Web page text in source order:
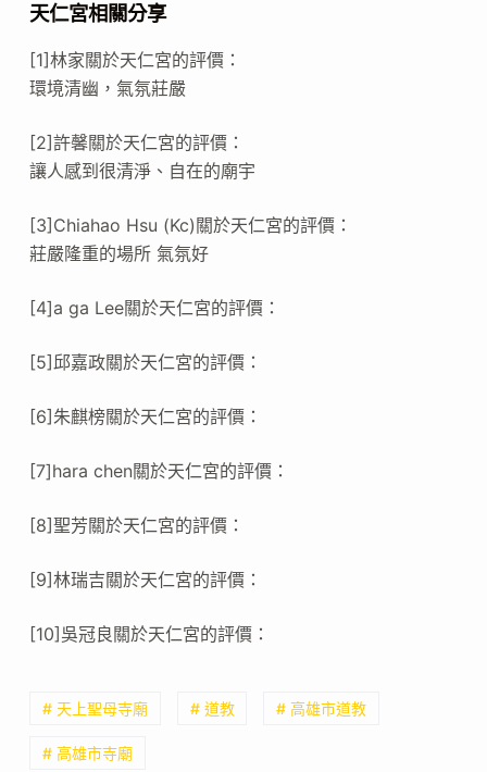
天仁宮相關分享
[1]林家關於天仁宮的評價：
環境清幽，氣氛莊嚴
[2]許馨關於天仁宮的評價：
讓人感到很清淨、自在的廟宇
[3]Chiahao Hsu (Kc)關於天仁宮的評價：
莊嚴隆重的場所 氣氛好
[4]a ga Lee關於天仁宮的評價：
[5]邱嘉政關於天仁宮的評價：
[6]朱麒榜關於天仁宮的評價：
[7]hara chen關於天仁宮的評價：
[8]聖芳關於天仁宮的評價：
[9]林瑞吉關於天仁宮的評價：
[10]吳冠良關於天仁宮的評價：
# 天上聖母寺廟 # 道教 # 高雄市道教
# 高雄市寺廟